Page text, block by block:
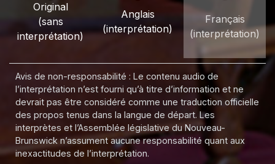
Original
(sans
interprétation)
Anglais
(interprétation)
Français
(interprétation)
Avis de non-responsabilité : Le contenu audio de
l’interprétation n’est fourni qu’à titre d’information et ne
devrait pas être considéré comme une traduction officielle
des propos tenus dans la langue de départ. Les
interprètes et l’Assemblée législative du Nouveau-
Brunswick n’assument aucune responsabilité quant aux
inexactitudes de l’interprétation.